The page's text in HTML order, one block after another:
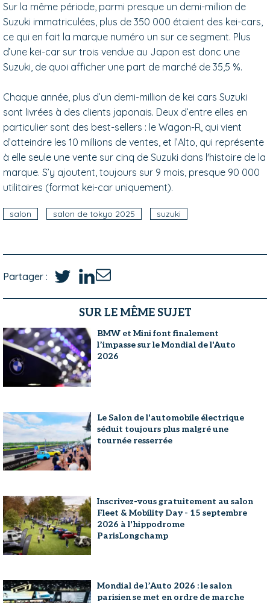
Sur la même période, parmi presque un demi-million de
Suzuki immatriculées, plus de 350 000 étaient des kei-cars,
ce qui en fait la marque numéro un sur ce segment. Plus
d’une kei-car sur trois vendue au Japon est donc une
Suzuki, de quoi afficher une part de marché de 35,5 %.
Chaque année, plus d’un demi-million de kei cars Suzuki
sont livrées à des clients japonais. Deux d’entre elles en
particulier sont des best-sellers : le Wagon-R, qui vient
d’atteindre les 10 millions de ventes, et l’Alto, qui représente
à elle seule une vente sur cinq de Suzuki dans l'histoire de la
marque. S’y ajoutent, toujours sur 9 mois, presque 90 000
utilitaires (format kei-car uniquement).
salon salon de tokyo 2025 suzuki
Partager :
SUR LE MÊME SUJET
BMW et Mini font finalement
l’impasse sur le Mondial de l'Auto
2026
Le Salon de l'automobile électrique
séduit toujours plus malgré une
tournée resserrée
Inscrivez-vous gratuitement au salon
Fleet & Mobility Day - 15 septembre
2026 à l'hippodrome
ParisLongchamp
Mondial de l’Auto 2026 : le salon
parisien se met en ordre de marche